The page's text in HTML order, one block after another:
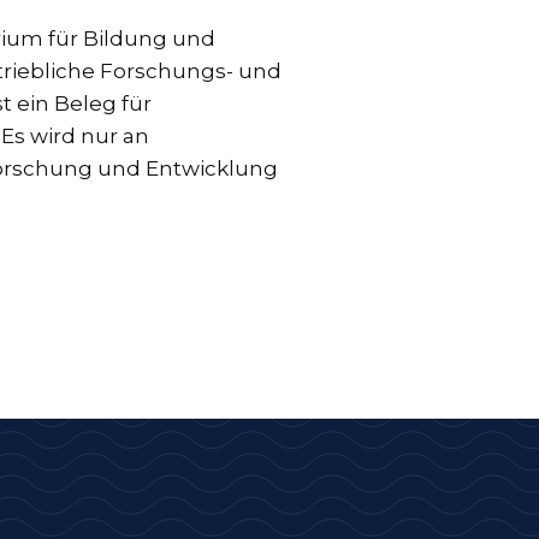
für Bildung und
Forschungs- und
ein Beleg für
wird nur an
und Entwicklung